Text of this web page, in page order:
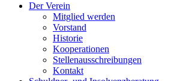
Der Verein
Mitglied werden
Vorstand
Historie
Kooperationen
Stellenausschreibungen
Kontakt